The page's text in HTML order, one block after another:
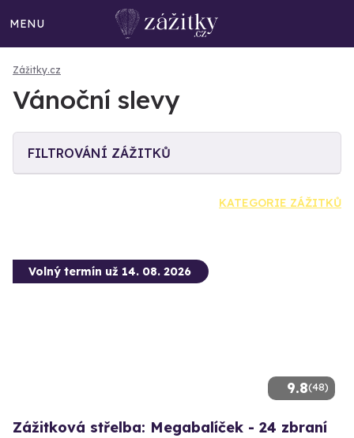
MENU
Zážitky.cz
Vánoční slevy
FILTROVÁNÍ ZÁŽITKŮ
KATEGORIE ZÁŽITKŮ
9.8(48)
Volný termín už 14. 08. 2026
Zážitková střelba: Megabalíček - 24 zbraní